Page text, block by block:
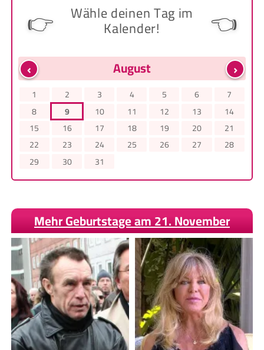
👉 Wähle deinen Tag im
Kalender! 👈
‹ ›
August
1 2 3 4 5 6
7
8
9 10 11 12 13
14
15
16 17 18 19 20
21
22
23 24 25 26 27
28
29
30 31
Mehr Geburtstage am 21. November